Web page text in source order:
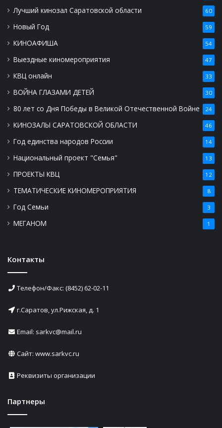
Лучший кинозал Саратовской области 60
Новый Год 59
КИНОАФИША 54
Выездные киномероприятия 47
КВЦ онлайн 33
ВОЙНА ГЛАЗАМИ ДЕТЕЙ 30
80 лет со Дня Победы в Великой Отечественной Войне 24
КИНОЗАЛЫ САРАТОВСКОЙ ОБЛАСТИ 46
Год единства народов России 14
Национальный проект "Семья" 13
ПРОЕКТЫ КВЦ 12
ТЕМАТИЧЕСКИЕ КИНОМЕРОПРИЯТИЯ 8
Год Семьи 3
МЕГАНОМ 1
Контакты
Телефон/Факс: (8452) 62-02-11
г.Саратов, ул.Рижская, д. 1
Email: sarkvc@mail.ru
Сайт: www.sarkvc.ru
Реквизиты организации
Партнеры